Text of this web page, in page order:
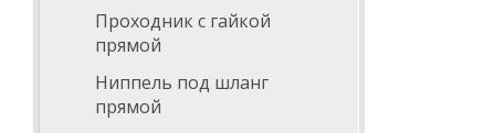
Проходник с гайкой
прямой
Ниппель под шланг
прямой